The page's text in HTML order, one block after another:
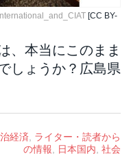
[CC BY-
、本当にこのまま
しょうか？広島県
経済, ライター・読者から
の情報, 日本国内, 社会